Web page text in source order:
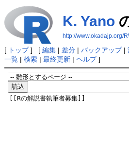
K. Yano
http://www.okadajp.org/
[ トップ] [ 編集| 差分| バックアップ|
一覧| 検索| 最終更新| ヘルプ]